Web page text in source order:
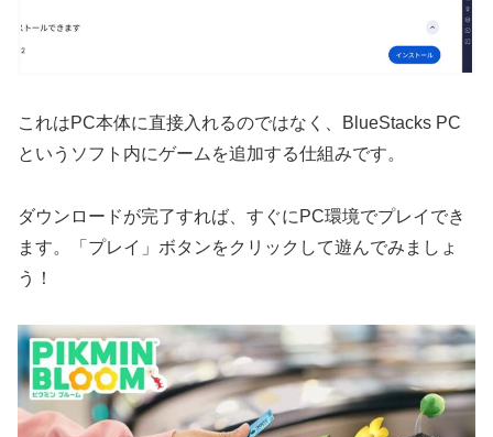
これはPC本体に直接入れるのではなく、BlueStacks PC
というソフト内にゲームを追加する仕組みです。
ダウンロードが完了すれば、すぐにPC環境でプレイでき
ます。「プレイ」ボタンをクリックして遊んでみましょ
う！